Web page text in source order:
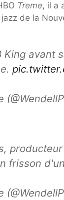
Treme, il a
de la
King avant
frisson